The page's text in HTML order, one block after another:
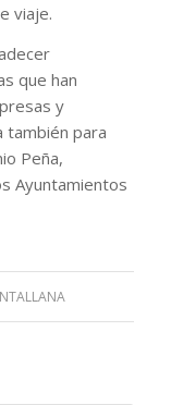
viaje.
que han
y
también para
Peña,
Ayuntamientos